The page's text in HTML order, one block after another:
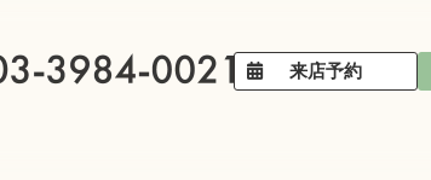
来店予約